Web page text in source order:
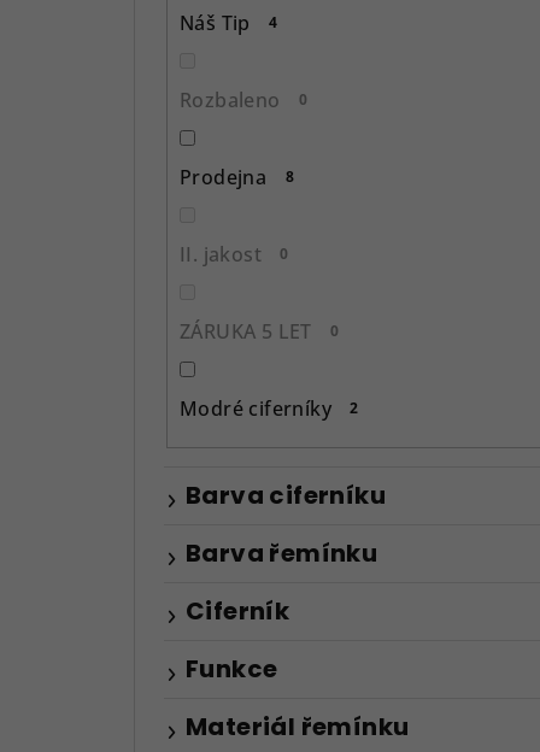
Náš Tip 4
Rozbaleno 0
Prodejna 8
II. jakost 0
ZÁRUKA 5 LET 0
Modré ciferníky 2
Barva ciferníku
Barva řemínku
Ciferník
Funkce
Materiál řemínku